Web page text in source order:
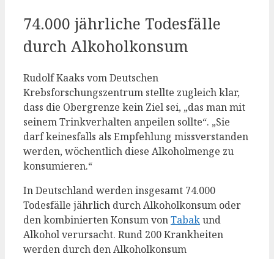
74.000 jährliche Todesfälle
durch Alkoholkonsum
Rudolf Kaaks vom Deutschen
Krebsforschungszentrum stellte zugleich klar,
dass die Obergrenze kein Ziel sei, „das man mit
seinem Trinkverhalten anpeilen sollte“. „Sie
darf keinesfalls als Empfehlung missverstanden
werden, wöchentlich diese Alkoholmenge zu
konsumieren.“
In Deutschland werden insgesamt 74.000
Todesfälle jährlich durch Alkoholkonsum oder
den kombinierten Konsum vonTabakund
Alkohol verursacht. Rund 200 Krankheiten
werden durch den Alkoholkonsum